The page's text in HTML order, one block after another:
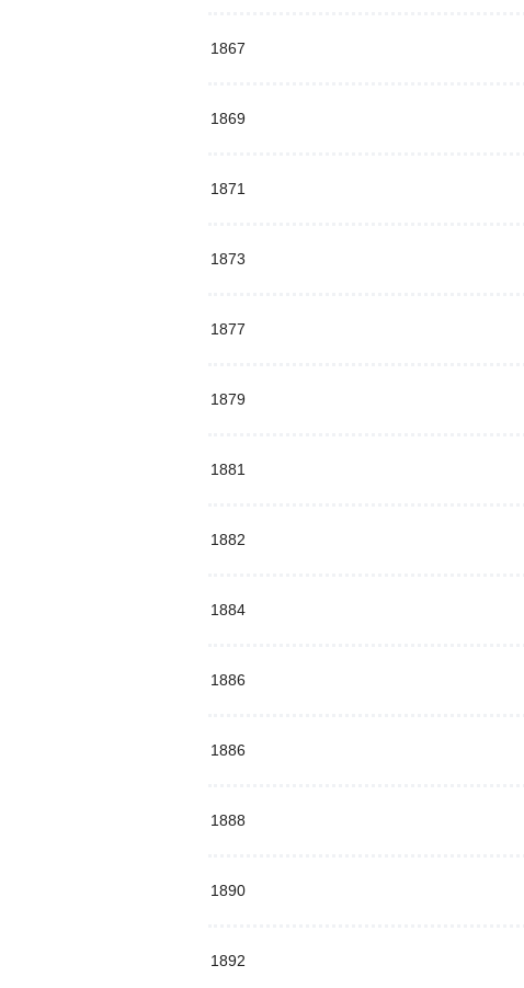
1867
1869
1871
1873
1877
1879
1881
1882
1884
1886
1886
1888
1890
1892